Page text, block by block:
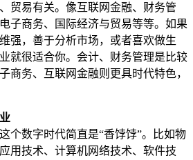
贸易有关。像互联网金融、财务管
子商务、国际经济与贸易等等。如果
强，善于分析市场，或者喜欢做生
就很适合你。会计、财务管理是比较
商务、互联网金融则更具时代特色，
个数字时代简直是“香饽饽”。比如物
用技术、计算机网络技术、软件技